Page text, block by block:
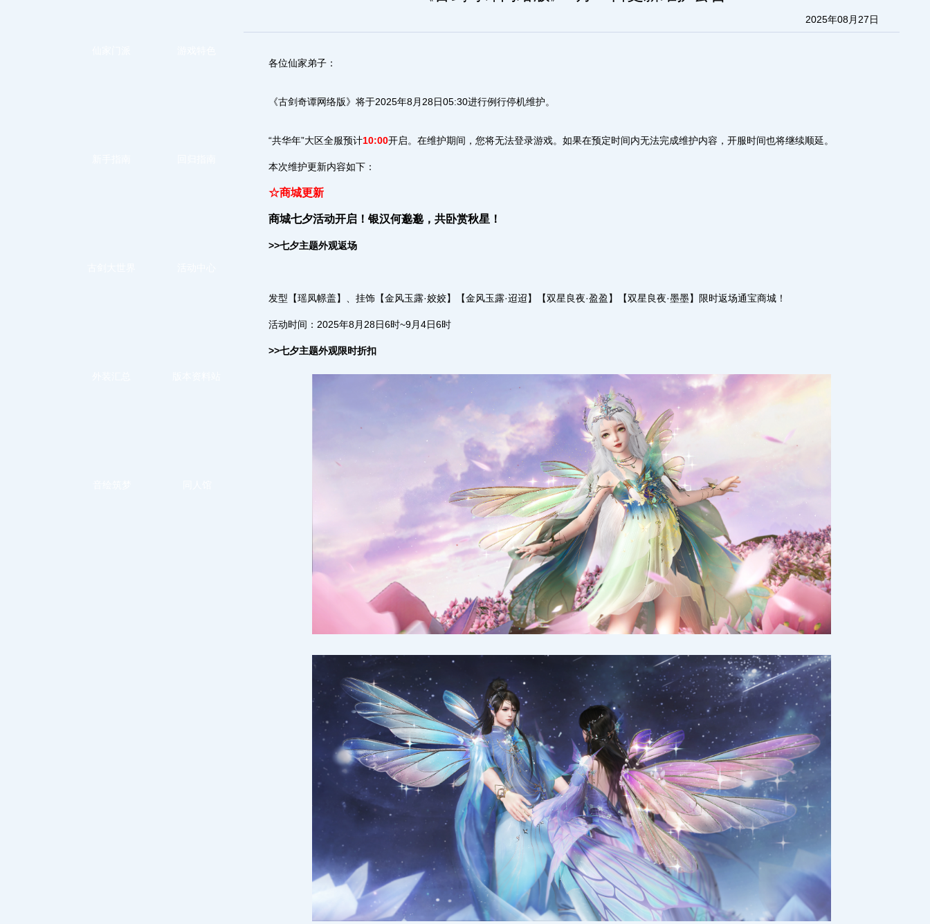
2025年08月27日
各位仙家弟子：
《古剑奇谭网络版》将于2025年8月28日05:30进行例行停机维护。
“共华年”大区全服预计10:00开启。在维护期间，您将无法登录游戏。如果在预定时间内无法完成维护内容，开服时间也将继续顺延。
本次维护更新内容如下：
☆商城更新
商城七夕活动开启！银汉何邈邈，共卧赏秋星！
>>七夕主题外观返场
发型【瑶凤幜盖】、挂饰【金风玉露·姣姣】【金风玉露·迢迢】【双星良夜·盈盈】【双星良夜·墨墨】限时返场通宝商城！
活动时间：2025年8月28日6时~9月4日6时
>>七夕主题外观限时折扣